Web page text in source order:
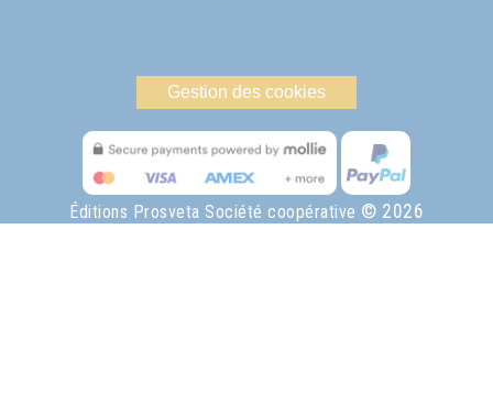
Gestion des cookies
Éditions Prosveta Société coopérative © 2026